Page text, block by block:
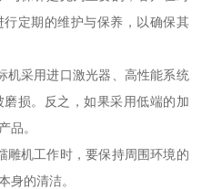
定期的维护与保养，以确保其
机采用进口激光器、高性能系统
损。反之，如果采用低端的加
品。
雕机工作时，要保持周围环境的
身的清洁。